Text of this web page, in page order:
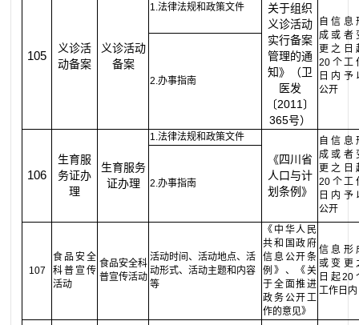
105
义诊活
动备案
义诊活动
备案
1.法律法规和政策文件
关于组织
义诊活动
实行备案
管理的通
知》（卫
医发
〔2011〕
365号）
自信息
成或者
更之日
20个工
日内予
公开
2.办事指南
106
生育服
务证办
理
生育服务
证办理
1.法律法规和政策文件
《四川省
人口与计
划条例》
自信息
成或者
更之日
20个工
日内予
公开
2.办事指南
107
食品安全
科普宣传
活动
食品安全科
普宣传活动
活动时间、活动地点、活
动形式、活动主题和内容
等
《中华人民
共和国政府
信息公开条
例》、《关
于全面推进
政务公开工
作的意见》
信息形
或变更
日起20
工作日内